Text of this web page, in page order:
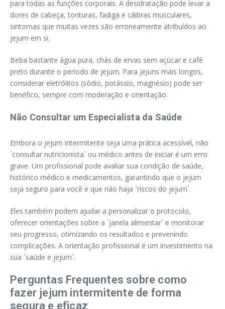
para todas as funções corporais. A desidratação pode levar a
dores de cabeça, tonturas, fadiga e cãibras musculares,
sintomas que muitas vezes são erroneamente atribuídos ao
jejum em si.
Beba bastante água pura, chás de ervas sem açúcar e café
preto durante o período de jejum. Para jejuns mais longos,
considerar eletrólitos (sódio, potássio, magnésio) pode ser
benéfico, sempre com moderação e orientação.
Não Consultar um Especialista da Saúde
Embora o jejum intermitente seja uma prática acessível, não
`consultar nutricionista` ou médico antes de iniciar é um erro
grave. Um profissional pode avaliar sua condição de saúde,
histórico médico e medicamentos, garantindo que o jejum
seja seguro para você e que não haja `riscos do jejum`.
Eles também podem ajudar a personalizar o protocolo,
oferecer orientações sobre a `janela alimentar` e monitorar
seu progresso, otimizando os resultados e prevenindo
complicações. A orientação profissional é um investimento na
sua `saúde e jejum`.
Perguntas Frequentes sobre como
fazer jejum intermitente de forma
segura e eficaz